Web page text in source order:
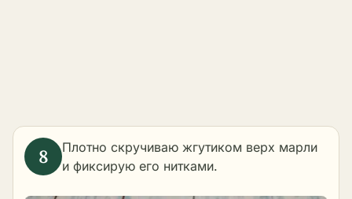
Плотно скручиваю жгутиком верх марли
и фиксирую его нитками.